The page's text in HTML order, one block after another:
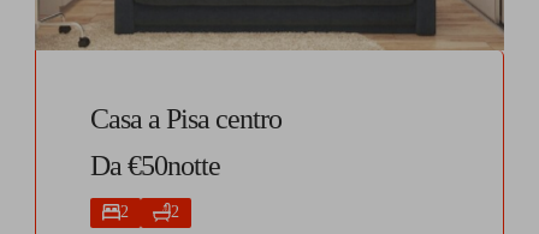
Casa a Pisa centro
Da €50notte
2 2